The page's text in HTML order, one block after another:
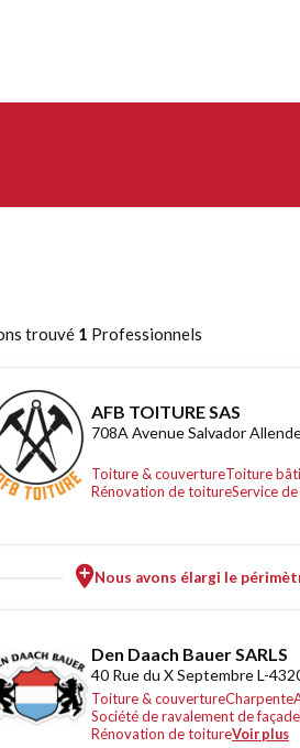
trouvé 1 Professionnels
AFB TOITURE SAS
708A Avenue Salvador
Toiture & couvertureToiture
Rénovation de toitureService
Nous avons élargi le
Den Daach Bauer SARLS
40 Rue du X Septembre L-
Toiture & couvertureCharpente
Société de ravalement de façade
Rénovation de toitureVoir plus